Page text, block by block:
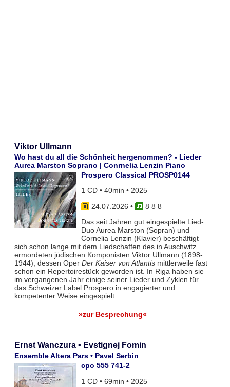
Viktor Ullmann
Wo hast du all die Schönheit hergenommen? - Lieder
Aurea Marston Soprano | Conrnelia Lenzin Piano
Prospero Classical PROSP0144
1 CD • 40min • 2025
24.07.2026 •
8 8 8
Das seit Jahren gut eingespielte Lied-
Duo Aurea Marston (Sopran) und
Cornelia Lenzin (Klavier) beschäftigt
sich schon lange mit dem Liedschaffen des in Auschwitz
ermordeten jüdischen Komponisten Viktor Ullmann (1898-
1944), dessen Oper Der Kaiser von Atlantismittlerweile fast
schon ein Repertoirestück geworden ist. In Riga haben sie
im vergangenen Jahr einige seiner Lieder und Zyklen für
das Schweizer Label Prospero in engagierter und
kompetenter Weise eingespielt.
»zur Besprechung«
Ernst Wanczura • Evstignej Fomin
Ensemble Altera Pars • Pavel Serbin
cpo 555 741-2
1 CD • 69min • 2025